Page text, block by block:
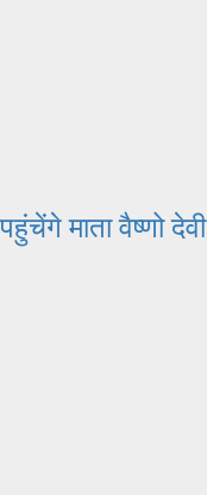
माता वैष्णो देवी